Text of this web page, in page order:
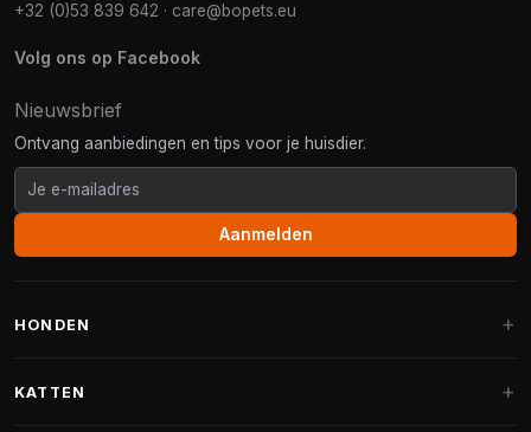
+32 (0)53 839 642 · care@bopets.eu
Volg ons op Facebook
Nieuwsbrief
Ontvang aanbiedingen en tips voor je huisdier.
Aanmelden
HONDEN
KATTEN